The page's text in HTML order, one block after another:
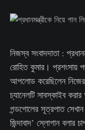
নিজস্ব সংবাদদাতা :
রোহিত কুমার। প্রশংসায়
আপলোড করেছিলেন নিজের
চ্যানেলটি সাবস্কাইব
গন্ডগোলের সূত্রপাত
জিন্দাবাদ’ স্লোগান